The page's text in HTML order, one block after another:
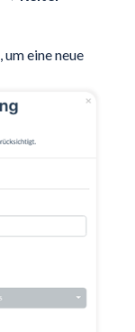
, um eine neue